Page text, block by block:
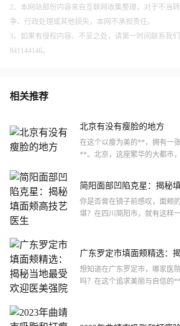
2、本网站部份内容来自互联网收集整理，对于不当
争、行政处理或其他损失，本网不承担责任。
3、如果有侵权内容、不妥之处，请第一时间联系我们
841144146。
相关推荐
北京有没有瘦脸的地方
在这个以瘦为美的**，拥有一
**。北京，这座繁华的大都市
简阳面部凹陷克星：揭秘
你是否曾在镜子前感叹，面颊
堪？在四川简阳市，就有这样
广东罗定市填面颊精选：
强院
想知道在广东罗定市，哪家医
吗？在这个追求美丽与自信的